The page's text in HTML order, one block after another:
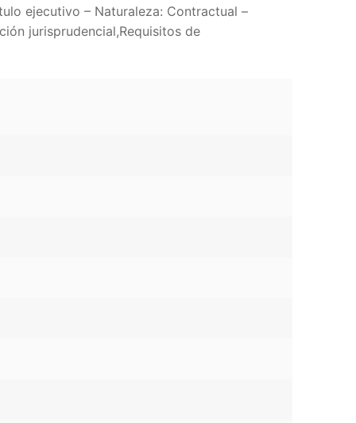
ejecutivo – Naturaleza: Contractual –
jurisprudencial,Requisitos de